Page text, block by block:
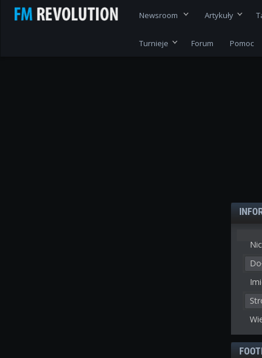
Newsroom Artykuły
Turnieje Forum Pomoc